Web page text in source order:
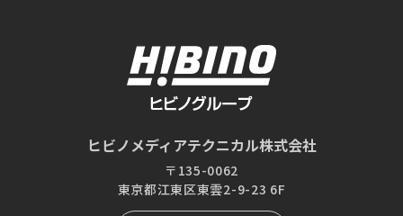
ヒビノメディアテクニカル株式会社
〒135-0062
東京都江東区東雲2-9-23 6F